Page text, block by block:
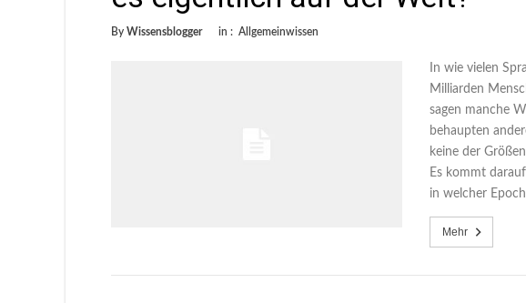
By Wissensblogger in : Allgemeinwissen
In wie vielen
Milliarden
sagen manche
behaupten
keine der
Es kommt
in welcher
Mehr